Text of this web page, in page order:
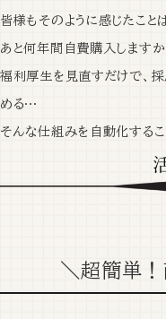
皆様もそのように感じたこと
あと何年間自費購入しますか
福利厚生を見直すだけで、
める…
そんな仕組みを自動化する
＼超簡単